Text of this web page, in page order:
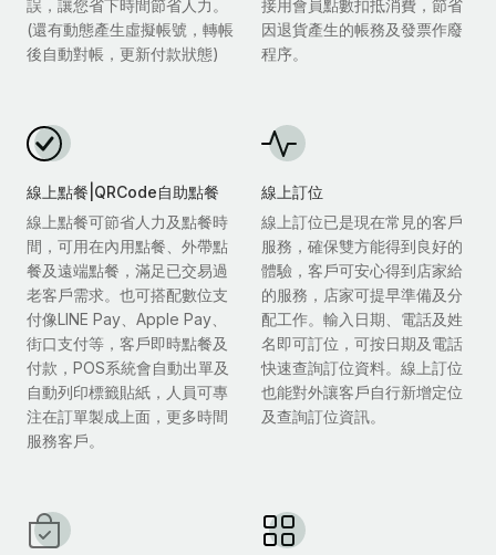
誤，讓您省下時間節省人力。
(還有動態產生虛擬帳號，轉帳
後自動對帳，更新付款狀態)
接用會員點數扣抵消費，節省
因退貨產生的帳務及發票作廢
程序。
線上點餐|QRCode自助點餐
線上點餐可節省人力及點餐時
間，可用在內用點餐、外帶點
餐及遠端點餐，滿足已交易過
老客戶需求。也可搭配數位支
付像LINE Pay、Apple Pay、
街口支付等，客戶即時點餐及
付款，POS系統會自動出單及
自動列印標籤貼紙，人員可專
注在訂單製成上面，更多時間
服務客戶。
線上訂位
線上訂位已是現在常見的客戶
服務，確保雙方能得到良好的
體驗，客戶可安心得到店家給
的服務，店家可提早準備及分
配工作。輸入日期、電話及姓
名即可訂位，可按日期及電話
快速查詢訂位資料。線上訂位
也能對外讓客戶自行新增定位
及查詢訂位資訊。